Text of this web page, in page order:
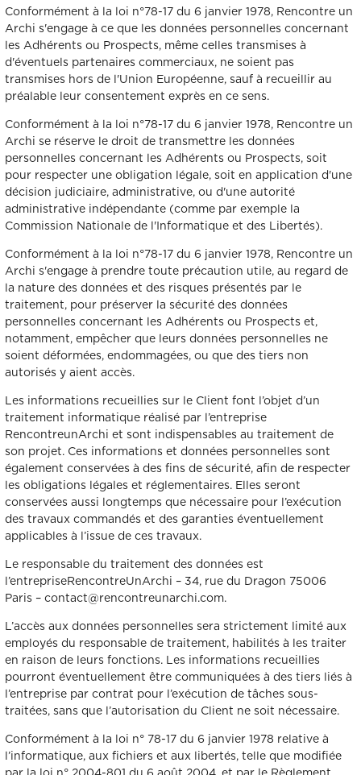
Conformément à la loi n°78-17 du 6 janvier 1978, Rencontre un
Archi s'engage à ce que les données personnelles concernant
les Adhérents ou Prospects, même celles transmises à
d'éventuels partenaires commerciaux, ne soient pas
transmises hors de l'Union Européenne, sauf à recueillir au
préalable leur consentement exprès en ce sens.
Conformément à la loi n°78-17 du 6 janvier 1978, Rencontre un
Archi se réserve le droit de transmettre les données
personnelles concernant les Adhérents ou Prospects, soit
pour respecter une obligation légale, soit en application d'une
décision judiciaire, administrative, ou d'une autorité
administrative indépendante (comme par exemple la
Commission Nationale de l'Informatique et des Libertés).
Conformément à la loi n°78-17 du 6 janvier 1978, Rencontre un
Archi s'engage à prendre toute précaution utile, au regard de
la nature des données et des risques présentés par le
traitement, pour préserver la sécurité des données
personnelles concernant les Adhérents ou Prospects et,
notamment, empêcher que leurs données personnelles ne
soient déformées, endommagées, ou que des tiers non
autorisés y aient accès.
Les informations recueillies sur le Client font l’objet d’un
traitement informatique réalisé par l’entreprise
RencontreunArchi et sont indispensables au traitement de
son projet. Ces informations et données personnelles sont
également conservées à des fins de sécurité, afin de respecter
les obligations légales et réglementaires. Elles seront
conservées aussi longtemps que nécessaire pour l’exécution
des travaux commandés et des garanties éventuellement
applicables à l’issue de ces travaux.
Le responsable du traitement des données est
l’entrepriseRencontreUnArchi – 34, rue du Dragon 75006
Paris – contact@rencontreunarchi.com.
L’accès aux données personnelles sera strictement limité aux
employés du responsable de traitement, habilités à les traiter
en raison de leurs fonctions. Les informations recueillies
pourront éventuellement être communiquées à des tiers liés à
l’entreprise par contrat pour l’exécution de tâches sous-
traitées, sans que l’autorisation du Client ne soit nécessaire.
Conformément à la loi n° 78-17 du 6 janvier 1978 relative à
l’informatique, aux fichiers et aux libertés, telle que modifiée